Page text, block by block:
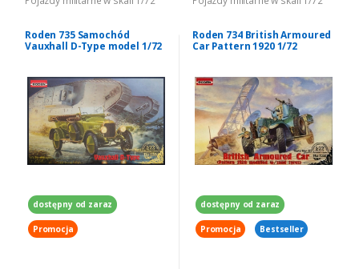
Roden 735 Samochód
Vauxhall D-Type model 1/72
dostępny od zaraz
Promocja
Roden 734 British Armoured
Car Pattern 1920 1/72
dostępny od zaraz
Promocja Bestseller